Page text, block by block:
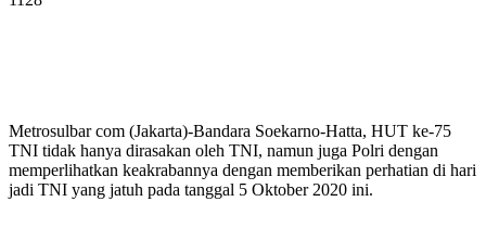
Metrosulbar com (Jakarta)-Bandara Soekarno-Hatta, HUT ke-75
TNI tidak hanya dirasakan oleh TNI, namun juga Polri dengan
memperlihatkan keakrabannya dengan memberikan perhatian di hari
jadi TNI yang jatuh pada tanggal 5 Oktober 2020 ini.